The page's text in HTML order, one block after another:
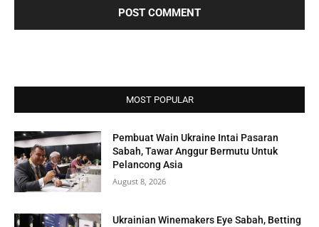
MOST POPULAR
Pembuat Wain Ukraine Intai Pasaran
Sabah, Tawar Anggur Bermutu Untuk
Pelancong Asia
August 8, 2026
Ukrainian Winemakers Eye Sabah, Betting